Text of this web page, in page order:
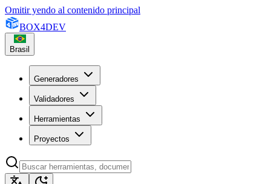
Omitir yendo al contenido principal
BOX4DEV
Brasil
Generadores
Validadores
Herramientas
Proyectos